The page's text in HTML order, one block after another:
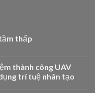
thấp
thành công UAV
trí tuệ nhân tạo